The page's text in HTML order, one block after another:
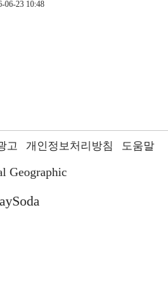
06-23 10:48
고 개인정보처리방침 도움말
Geographic